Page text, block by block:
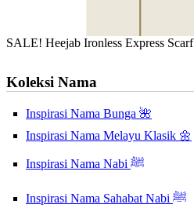
SALE! Heejab Ironless Express Scarf
Koleksi Nama
Inspirasi Nama Bunga 🌺
Inspirasi Nama Melayu Klasik 🌼
Inspirasi Nama Nabi ﷺ
Inspirasi Nama Sahabat Nabi ﷺ